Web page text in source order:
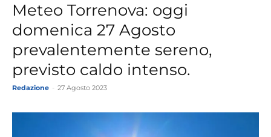
Meteo Torrenova: oggi
domenica 27 Agosto
prevalentemente sereno,
previsto caldo intenso.
Redazione 27 Agosto 2023